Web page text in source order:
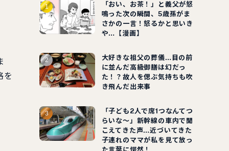
を
「おい、お茶！」と義父が怒
鳴った次の瞬間、5歳孫がま
さかの一言！怒るかと思いき
や…【漫画】
大好きな祖父の葬儀…目の前
に並んだ高級御膳は幻だっ
た！？故人を偲ぶ気持ちも吹
き飛んだ出来事
「子ども2人で席1つなんてつ
らいな～」新幹線の車内で聞
こえてきた声…近づいてきた
子連れのママが私を見て放っ